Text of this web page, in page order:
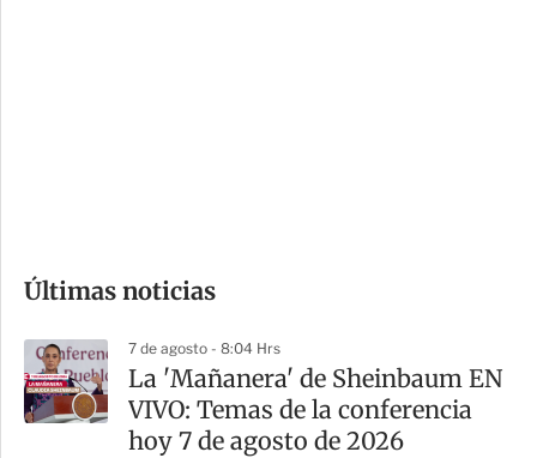
m
a
r
t
Últimas noticias
7 de agosto - 8:04 Hrs
La 'Mañanera' de Sheinbaum EN
VIVO: Temas de la conferencia
hoy 7 de agosto de 2026